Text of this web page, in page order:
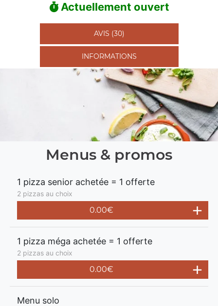
Actuellement ouvert
AVIS (30)
INFORMATIONS
Menus & promos
1 pizza senior achetée = 1 offerte
2 pizzas au choix
0.00€
1 pizza méga achetée = 1 offerte
2 pizzas au choix
0.00€
Menu solo